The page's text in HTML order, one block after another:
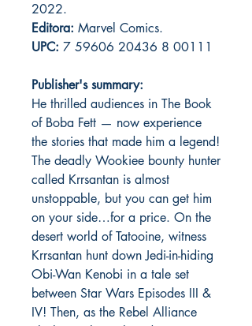
2022.
Editora: Marvel Comics.
UPC: 7 59606 20436 8 00111
Publisher's summary:
He thrilled audiences in The Book
of Boba Fett — now experience
the stories that made him a legend!
The deadly Wookiee bounty hunter
called Krrsantan is almost
unstoppable, but you can get him
on your side…for a price. On the
desert world of Tatooine, witness
Krrsantan hunt down Jedi-in-hiding
Obi-Wan Kenobi in a tale set
between Star Wars Episodes III &
IV! Then, as the Rebel Alliance